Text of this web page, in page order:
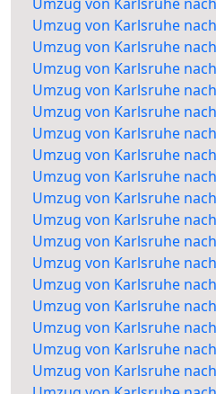
Umzug von Karlsruhe
Umzug von Karlsruhe
Umzug von Karlsruhe
Umzug von Karlsruhe
Umzug von Karlsruhe
Umzug von Karlsruhe
Umzug von Karlsruhe
Umzug von Karlsruhe
Umzug von Karlsruhe
Umzug von Karlsruhe
Umzug von Karlsruhe
Umzug von Karlsruhe
Umzug von Karlsruhe
Umzug von Karlsruhe
Umzug von Karlsruhe
Umzug von Karlsruhe
Umzug von Karlsruhe